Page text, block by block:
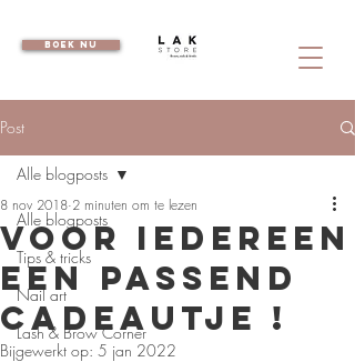
boek nu
Post
Alle blogposts
Tips & tricks
Nail art
Lash & Brow Corner
Alle blogposts
Voor iedereen
een passend
cadeautje !
8 nov 2018 2 minuten om te lezen
Bijgewerkt op: 5 jan 2022